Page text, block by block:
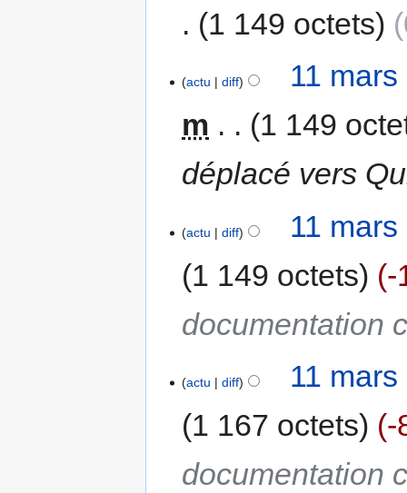
1 149 octets
actu diff
11
m
1 149
déplacé vers
actu diff
11
1 149 octets
-
documentation
actu diff
11
1 167 octets
-
documentation